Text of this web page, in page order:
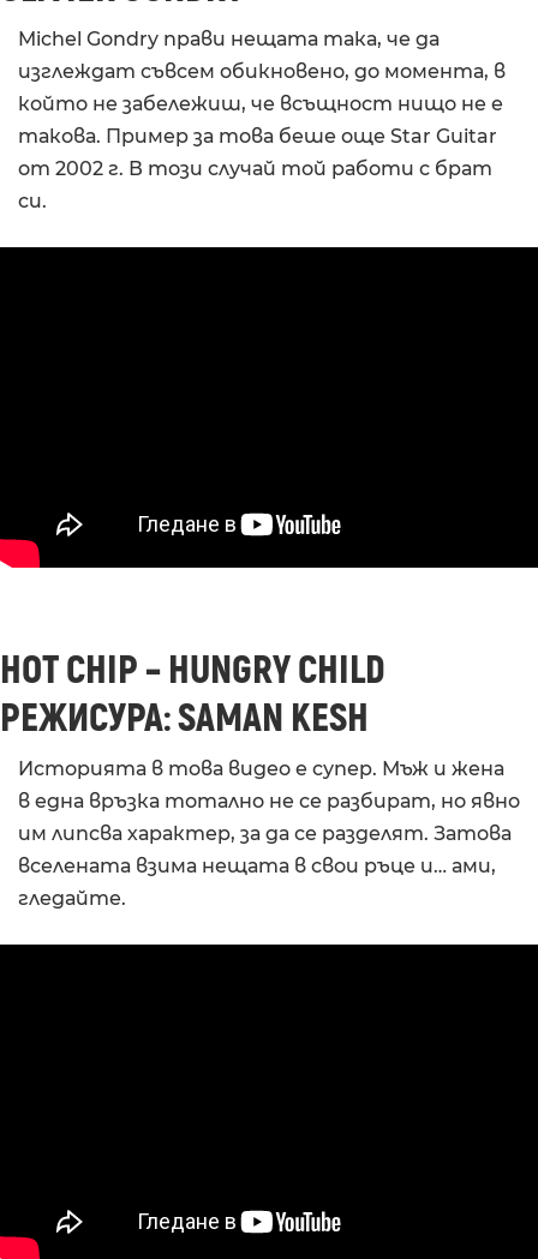
Michel Gondry прави нещата така, че да
изглеждат съвсем обикновено, до момента, в
който не забележиш, че всъщност нищо не е
такова. Пример за това беше още Star Guitar
от 2002 г. В този случай той работи с брат
си.
HOT CHIP – HUNGRY CHILD
РЕЖИСУРА:SAMAN KESH
Историята в това видео е супер. Мъж и жена
в една връзка тотално не се разбират, но явно
им липсва характер, за да се разделят. Затова
вселената взима нещата в свои ръце и… ами,
гледайте.